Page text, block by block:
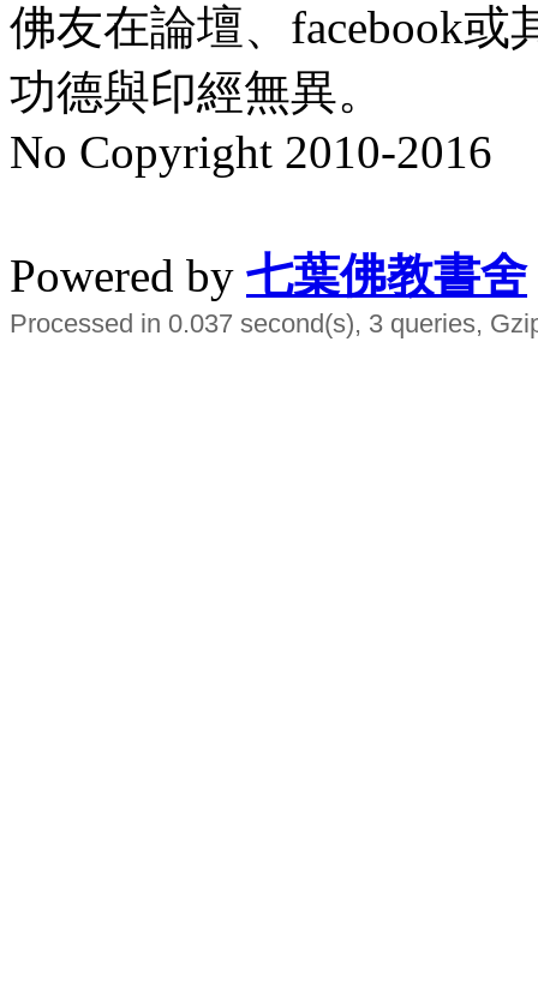
佛友在論壇、facebook
功德與印經無異。
No Copyright 2010-2016
Powered by 七葉佛教書舍
Processed in 0.037 second(s), 3 queries,